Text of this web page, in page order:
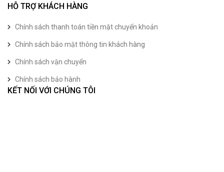
HỖ TRỢ KHÁCH HÀNG
Chính sách thanh toán tiền mặt chuyển khoản
Chính sách bảo mật thông tin khách hàng
Chính sách vận chuyển
Chính sách bảo hành
KẾT NỐI VỚI CHÚNG TÔI